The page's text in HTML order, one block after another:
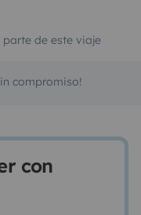
de este viaje
compromiso!
con